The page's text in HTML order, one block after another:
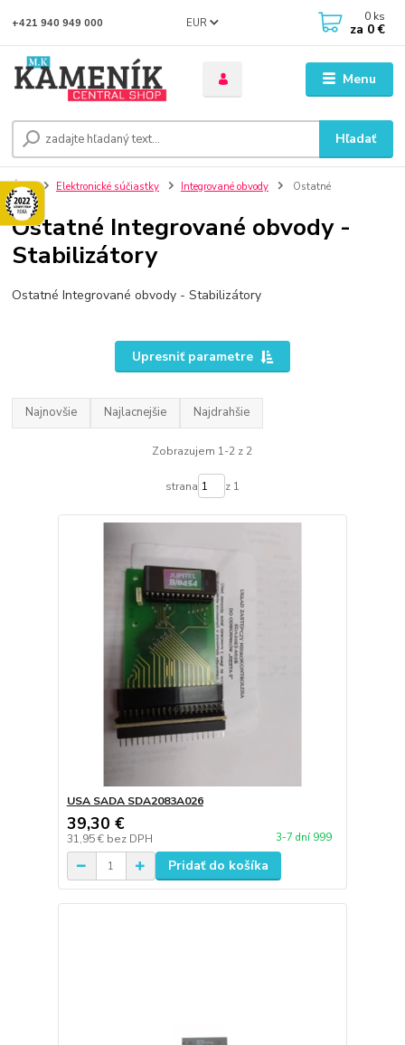
Menu
EUR
Hľadať
+421 940 949 000 0 ks
za 0 €
Úvod Elektronické súčiastky Integrované obvody Ostatné
Ostatné Integrované obvody -
Stabilizátory
Ostatné Integrované obvody - Stabilizátory
Upresniť parametre
Najnovšie Najlacnejšie Najdrahšie
Zobrazujem 1-2 z 2
strana z 1
USA SADA SDA2083A026
39,30 €
31,95 € bez DPH 3-7 dní 999
Pridať do košíka